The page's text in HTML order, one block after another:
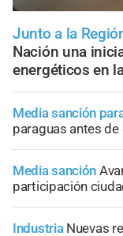
Junto a la
Nación una
energéticos en
Media sanción
paraguas antes de
Media sanción
participación
Industria Nuevas